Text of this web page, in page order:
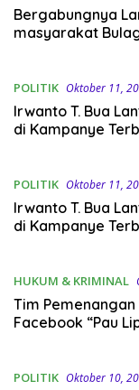
Bergabungnya
masyarakat
POLITIK Oktober 11,
Irwanto T. Bua
di Kampanye
POLITIK Oktober 11,
Irwanto T. Bua
di Kampanye
HUKUM & KRIMINAL
Tim Pemenangan
Facebook “Pau
POLITIK Oktober 10,